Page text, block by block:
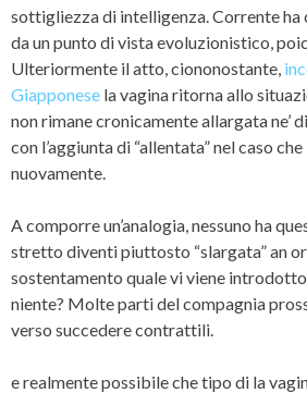
sottigliezza di intelligenza. Corrente ha
da un punto di vista evoluzionistico,
Ulteriormente il atto, ciononostante,
Giapponese la vagina ritorna allo
non rimane cronicamente allargata ne’
con l’aggiunta di “allentata” nel caso
nuovamente.
A comporre un’analogia, nessuno ha
stretto diventi piuttosto “slargata” an
sostentamento quale vi viene
niente? Molte parti del compagnia
verso succedere contrattili.
e realmente possibile che tipo di la